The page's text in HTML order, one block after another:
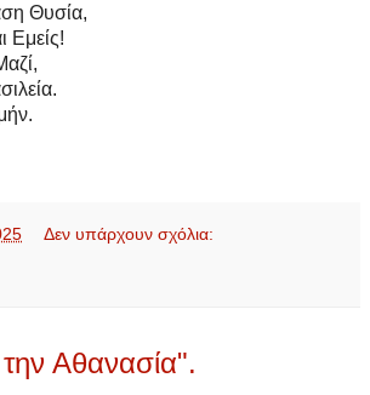
Θυσία,
Εμείς!
Δεν υπάρχουν σχόλια:
Αθανασία".